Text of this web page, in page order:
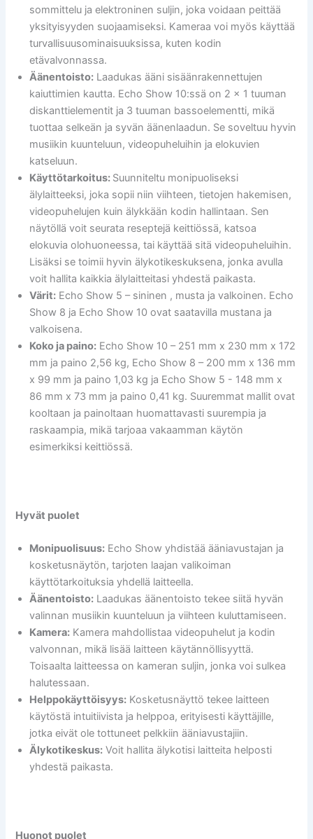
sommittelu ja elektroninen suljin, joka voidaan peittää
yksityisyyden suojaamiseksi. Kameraa voi myös käyttää
turvallisuusominaisuuksissa, kuten kodin
etävalvonnassa.
Äänentoisto: Laadukas ääni sisäänrakennettujen
kaiuttimien kautta. Echo Show 10:ssä on 2 x 1 tuuman
diskanttielementit ja 3 tuuman bassoelementti, mikä
tuottaa selkeän ja syvän äänenlaadun. Se soveltuu hyvin
musiikin kuunteluun, videopuheluihin ja elokuvien
katseluun.
Käyttötarkoitus: Suunniteltu monipuoliseksi
älylaitteeksi, joka sopii niin viihteen, tietojen hakemisen,
videopuhelujen kuin älykkään kodin hallintaan. Sen
näytöllä voit seurata reseptejä keittiössä, katsoa
elokuvia olohuoneessa, tai käyttää sitä videopuheluihin.
Lisäksi se toimii hyvin älykotikeskuksena, jonka avulla
voit hallita kaikkia älylaitteitasi yhdestä paikasta.
Värit: Echo Show 5 – sininen , musta ja valkoinen. Echo
Show 8 ja Echo Show 10 ovat saatavilla mustana ja
valkoisena.
Koko ja paino: Echo Show 10 – 251 mm x 230 mm x 172
mm ja paino 2,56 kg, Echo Show 8 – 200 mm x 136 mm
x 99 mm ja paino 1,03 kg ja Echo Show 5 ­­­­- 148 mm x
86 mm x 73 mm ja paino 0,41 kg. Suuremmat mallit ovat
kooltaan ja painoltaan huomattavasti suurempia ja
raskaampia, mikä tarjoaa vakaamman käytön
esimerkiksi keittiössä.
Hyvät puolet
Monipuolisuus: Echo Show yhdistää ääniavustajan ja
kosketusnäytön, tarjoten laajan valikoiman
käyttötarkoituksia yhdellä laitteella.
Äänentoisto: Laadukas äänentoisto tekee siitä hyvän
valinnan musiikin kuunteluun ja viihteen kuluttamiseen.
Kamera: Kamera mahdollistaa videopuhelut ja kodin
valvonnan, mikä lisää laitteen käytännöllisyyttä.
Toisaalta laitteessa on kameran suljin, jonka voi sulkea
halutessaan.
Helppokäyttöisyys: Kosketusnäyttö tekee laitteen
käytöstä intuitiivista ja helppoa, erityisesti käyttäjille,
jotka eivät ole tottuneet pelkkiin ääniavustajiin.
Älykotikeskus: Voit hallita älykotisi laitteita helposti
yhdestä paikasta.
Huonot puolet